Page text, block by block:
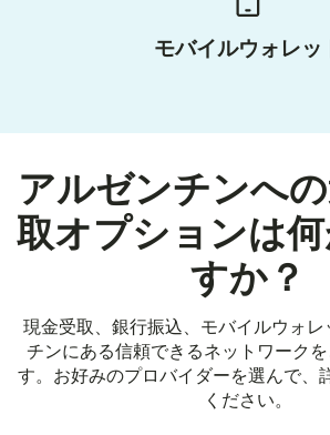
モバイルウォレッ
アルゼンチンへ
取オプションは
すか？
現金受取、銀行振込、モバイルウォレ
チンにある信頼できるネットワーク
す。お好みのプロバイダーを選んで、
ください。